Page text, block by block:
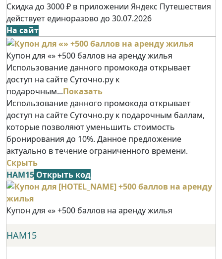
Скидка до 3000 ₽ в приложении Яндекс Путешествия
действует единоразово до 30.07.2026
На сайт
Купон для «» +500 баллов на аренду жилья
Использование данного промокода открывает
доступ на сайте Суточно.ру к
подарочным...Показать
Использование данного промокода открывает
доступ на сайте Суточно.ру к подарочным баллам,
которые позволяют уменьшить стоимость
бронирования до 10%. Данное предложение
актуально в течение ограниченного времени.
Скрыть
НАМ15 Открыть код
Купон для «» +500 баллов на аренду жилья
НАМ15